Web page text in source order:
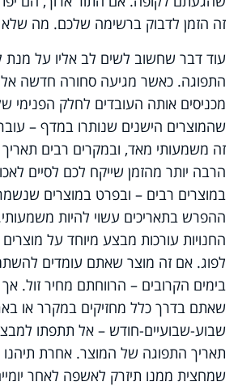
זה הזמן לדבוק ברשימה שלכם. מה שלא
עוד דבר שחשוב לשים לב אליו על מנת
התפוגה. כאשר מגיעה סחורה חדשה
מכניסים אותה העובדים לחלק הפנימי
שהמוצרים הישנים שנותרו במדף –
זה משמעותי מאד, ובמקרים רבים
הרבה יותר מהזמן שייקח לכם לסיים
במוצרים רבים – ובפרט במוצרים
ההפרש בתאריכים עשוי להיות
החנויות עורכות מבצע מיוחד על
לפוג. אם זה מוצר שאתם עומדים
בימים הקרובים – הרווחתם מחיר זול.
שאתם בדרך כלל מחזיקים במקרר או
שבוע-שבועיים-חודש – אל תתפתו
תאריך התפוגה של המוצר. אחרת תיהנו
שמחצית ממנו תיזרק לאשפה לאחר